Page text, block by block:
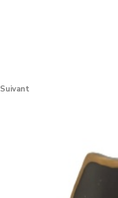
Suivant